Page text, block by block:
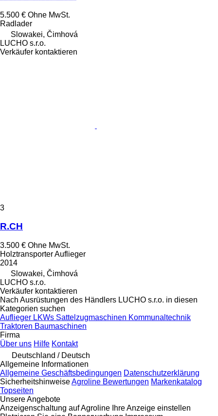
5.500 € Ohne MwSt.
Radlader
Slowakei, Čimhová
LUCHO s.r.o.
Verkäufer kontaktieren
3
R.CH
3.500 € Ohne MwSt.
Holztransporter Auflieger
2014
Slowakei, Čimhová
LUCHO s.r.o.
Verkäufer kontaktieren
Nach Ausrüstungen des Händlers LUCHO s.r.o. in diesen
Kategorien suchen
Auflieger LKWs Sattelzugmaschinen Kommunaltechnik
Traktoren Baumaschinen
Firma
Über uns Hilfe Kontakt
Deutschland / Deutsch
Allgemeine Informationen
Allgemeine Geschäftsbedingungen Datenschutzerklärung
SicherheitshinweiseAgroline Bewertungen Markenkatalog
Topseiten
Unsere Angebote
Anzeigenschaltung auf Agroline Ihre Anzeige einstellen